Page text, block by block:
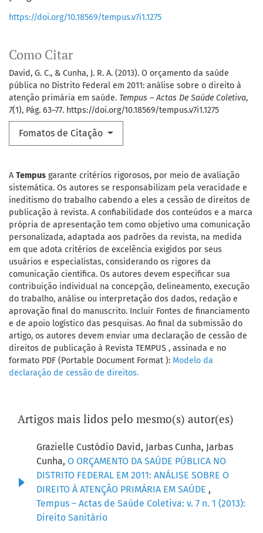
Como Citar
David, G. C., & Cunha, J. R. A. (2013). O orçamento da saúde
pública no Distrito Federal em 2011: análise sobre o direito à
atenção primária em saúde. Tempus – Actas De Saúde Coletiva,
7(1), Pág. 63–77. https://doi.org/10.18569/tempus.v7i1.1275
Fomatos de Citação
https://doi.org/10.18569/tempus.v7i1.1275
A Tempus garante critérios rigorosos, por meio de avaliação
sistemática. Os autores se responsabilizam pela veracidade e
ineditismo do trabalho cabendo a eles a cessão de direitos de
publicação à revista. A confiabilidade dos conteúdos e a marca
própria de apresentação tem como objetivo uma comunicação
personalizada, adaptada aos padrões da revista, na medida
em que adota critérios de excelência exigidos por seus
usuários e especialistas, considerando os rigores da
comunicação científica. Os autores devem especificar sua
contribuição individual na concepção, delineamento, execução
do trabalho, análise ou interpretação dos dados, redação e
aprovação final do manuscrito. Incluir Fontes de financiamento
e de apoio logístico das pesquisas. Ao final da submissão do
artigo, os autores devem enviar uma declaração de cessão de
direitos de publicação à Revista TEMPUS , assinada e no
formato PDF (Portable Document Format ): Modelo da
declaração de cessão de direitos.
Artigos mais lidos pelo mesmo(s) autor(es)
Grazielle Custódio David, Jarbas Cunha, Jarbas
Cunha, O ORÇAMENTO DA SAÚDE PÚBLICA NO
DISTRITO FEDERAL EM 2011: ANÁLISE SOBRE O
DIREITO À ATENÇÃO PRIMÁRIA EM SAÚDE ,
Tempus – Actas de Saúde Coletiva: v. 7 n. 1 (2013):
Direito Sanitário